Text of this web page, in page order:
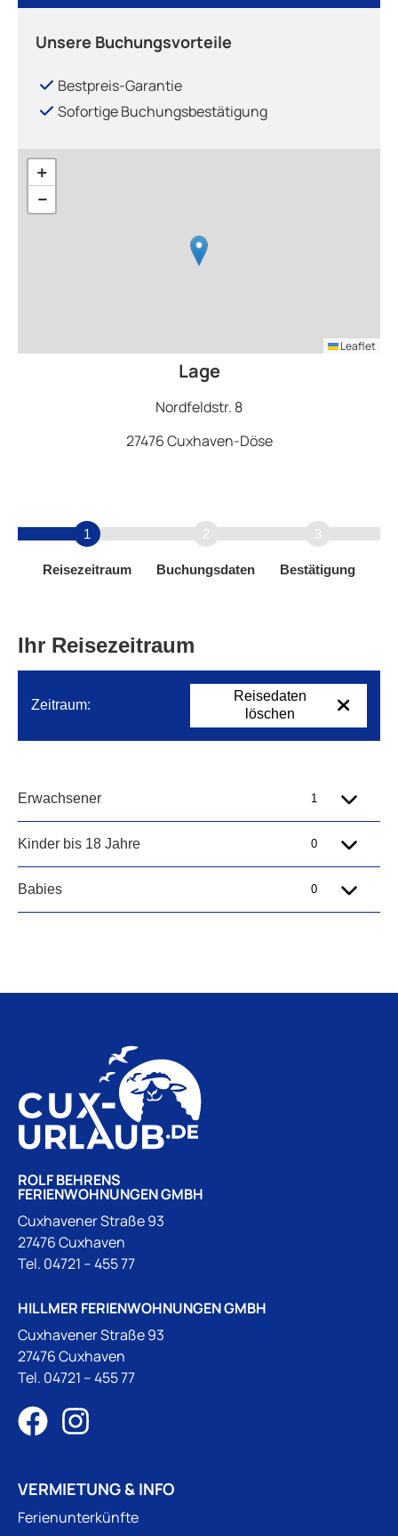
Unsere Buchungsvorteile
Bestpreis-Garantie
Sofortige Buchungsbestätigung
+
−
Leaflet
Lage
Nordfeldstr. 8
27476 Cuxhaven-Döse
ROLF BEHRENS
FERIENWOHNUNGEN GMBH
Cuxhavener Straße 93
27476 Cuxhaven
Tel. 04721 – 455 77
HILLMER FERIENWOHNUNGEN GMBH
Cuxhavener Straße 93
27476 Cuxhaven
Tel. 04721 – 455 77
VERMIETUNG & INFO
Ferienunterkünfte